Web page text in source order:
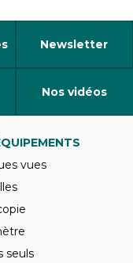
Newsletter
Nos vidéos
vues
seuls